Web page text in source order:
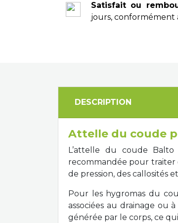
Satisfait ou
jours, conformément
DESCRIPTION
Attelle du coude
L’attelle du coude
recommandée pour traiter
de pression, des callosités
Pour les hygromas du
associées au drainage
générée par le corps, ce